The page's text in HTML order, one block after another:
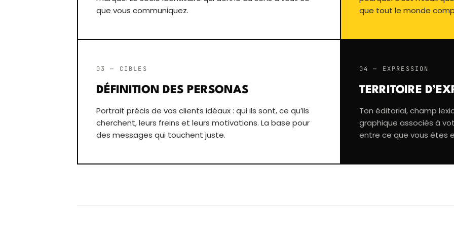
que vous communiquez.
que tout le monde
03 — CIBLES
DÉFINITION DES PERSONAS
Portrait précis de vos clients idéaux : qui ils sont, ce qu’ils
cherchent, leurs freins et leurs motivations. La base pour
des messages qui touchent juste.
04 — EXPRESSION
TERRITOIRE
Ton éditorial, champ
graphique associés à
entre ce que vous êtes